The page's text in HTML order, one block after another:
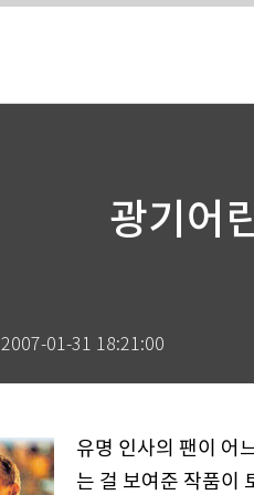
광기어
2007-01-31 18:21:00
유명 인사의 팬이 어
는 걸 보여준 작품이